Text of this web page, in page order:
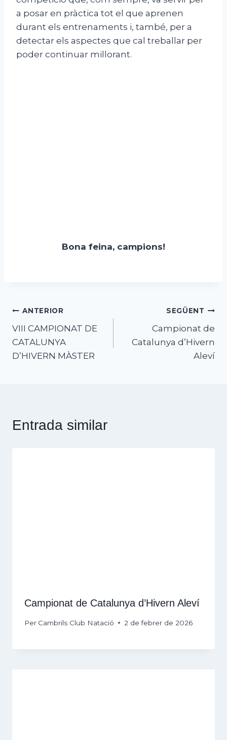
a posar en pràctica tot el que aprenen
durant els entrenaments i, també, per a
detectar els aspectes que cal treballar per
poder continuar millorant.
Bona feina, campions!
Navegació
d'entrades
ANTERIOR
VIII CAMPIONAT DE
CATALUNYA
D’HIVERN MÀSTER
SEGÜENT
Campionat de
Catalunya d’Hivern
Aleví
Entrada similar
Campionat de Catalunya d’Hivern Aleví
Per Cambrils Club Natació 2 de febrer de 2026